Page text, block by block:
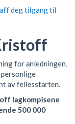
deg tilgang til
for anledningen,
av fellesstarten.
lagkompisene
500 000